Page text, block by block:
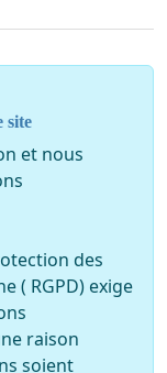
site
et nous
des
( RGPD) exige
raison
soient